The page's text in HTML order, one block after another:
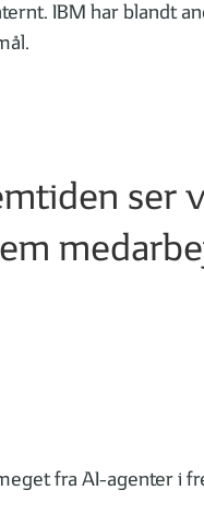
IBM har blandt
ser
fra AI-agenter i